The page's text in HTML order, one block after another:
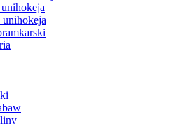
unihokeja